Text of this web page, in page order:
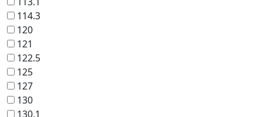
114.3
120
121
122.5
125
127
130
130.1